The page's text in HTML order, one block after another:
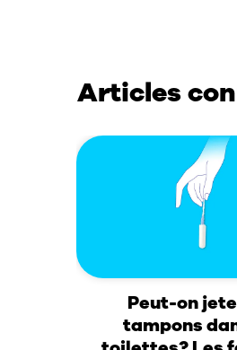
Articles
Peut-on
tampons